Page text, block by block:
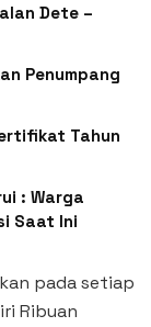
Dete –
Penumpang
Tahun
: Warga
Saat Ini
pada setiap
Ribuan